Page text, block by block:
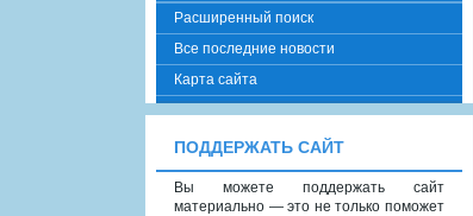
Расширенный поиск
Все последние новости
Карта сайта
ПОДДЕРЖАТЬ САЙТ
Вы можете поддержать сайт
материально — это не только поможет